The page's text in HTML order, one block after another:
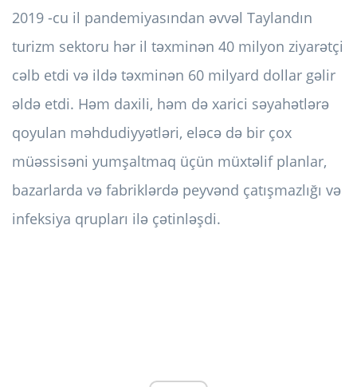
2019 -cu il pandemiyasından əvvəl Taylandın
turizm sektoru hər il təxminən 40 milyon ziyarətçi
cəlb etdi və ildə təxminən 60 milyard dollar gəlir
əldə etdi. Həm daxili, həm də xarici səyahətlərə
qoyulan məhdudiyyətləri, eləcə də bir çox
müəssisəni yumşaltmaq üçün müxtəlif planlar,
bazarlarda və fabriklərdə peyvənd çatışmazlığı və
infeksiya qrupları ilə çətinləşdi.